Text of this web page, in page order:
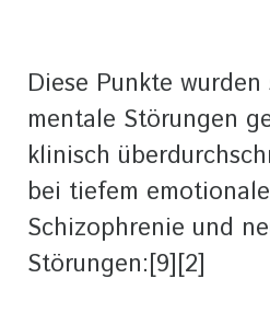
Diese Punkte
mentale Störungen
klinisch
bei tiefem
Schizophrenie und
Störungen:[9][2]